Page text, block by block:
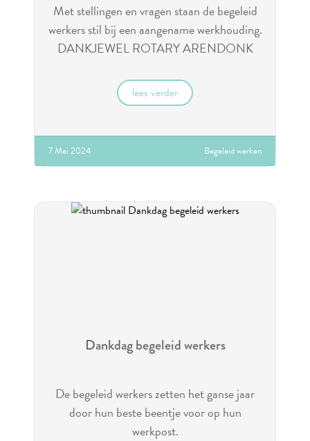
Met stellingen en vragen staan de begeleid
werkers stil bij een aangename werkhouding.
DANKJEWEL ROTARY ARENDONK
lees verder
7 Mei 2024 Begeleid werken
Dankdag begeleid werkers
De begeleid werkers zetten het ganse jaar
door hun beste beentje voor op hun
werkpost.